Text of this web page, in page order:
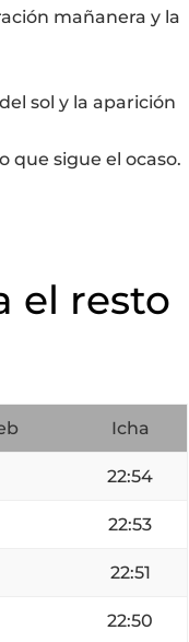
mañanera y la
sol y la aparición
que sigue el ocaso.
el resto
Icha
22:54
22:53
22:51
22:50